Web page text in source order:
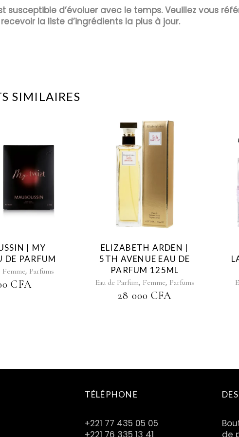
susceptible d’évoluer avec le temps. Veuillez vous
la liste d’ingrédients la plus à jour.
SIMILAIRES
| MY
DE PARFUM
Femme, Parfums
CFA
ELIZABETH ARDEN |
5TH AVENUE EAU DE
PARFUM 125ML
Eau de Parfum, Femme, Parfums
28 000 CFA
TÉLÉPHONE
+221 77 435 05 05
+221 76 335 13 41
de